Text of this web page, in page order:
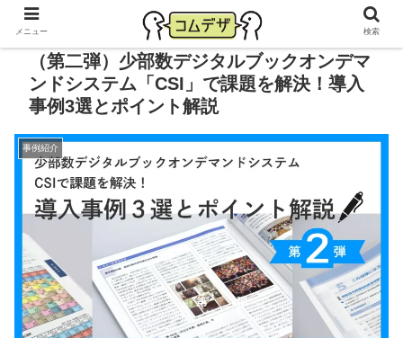
（第二弾）少部数デジタルブックオンデマ
ンドシステム「CSI」で課題を解決！導入
事例3選とポイント解説
事例紹介
メニュー 検索